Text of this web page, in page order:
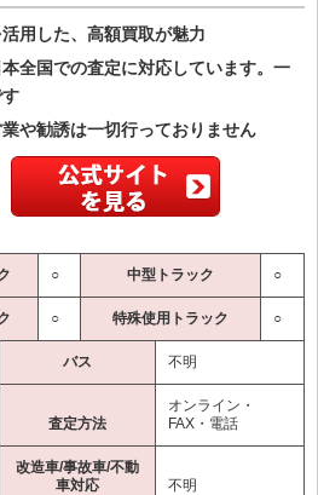
用した、高額買取が魅力
全国での査定に対応しています。一
や勧誘は一切行っておりません
○ 中型トラック ○
○ 特殊使用トラック ○
バス 不明
査定方法
オンライン・
FAX・電話
改造車/事故車/不動
車対応
不明